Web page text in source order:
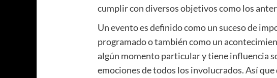
cumplir con diversos objetivos como los
Un evento es definido como un suceso de
programado o también como un
algún momento particular y tiene influencia
emociones de todos los involucrados. Así